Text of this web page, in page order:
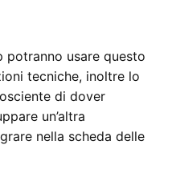
potranno usare questo
tecniche, inoltre lo
di dover
un’altra
nella scheda delle